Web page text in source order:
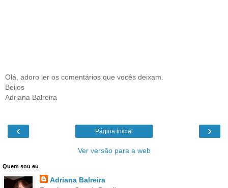
Olá, adoro ler os comentários que vocês deixam.
Beijos
Adriana Balreira
‹ ›
Página inicial
Ver versão para a web
Quem sou eu
Adriana Balreira